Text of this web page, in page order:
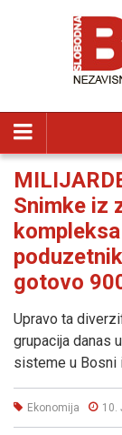
Snimke iz
gotovo
Upravo ta
grupacija danas
sisteme u Bosni
Ekonomija 10.